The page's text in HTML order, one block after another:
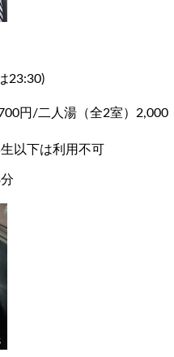
23:30)
円/二人湯（全2室）2,000
以下は利用不可